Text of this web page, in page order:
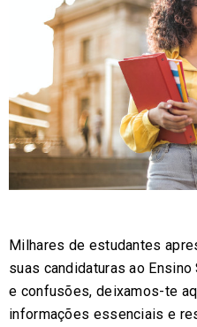
Milhares de estudantes
suas candidaturas ao
e confusões, deixamos-te
informações essenciais e